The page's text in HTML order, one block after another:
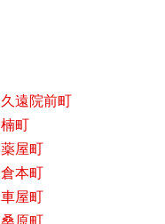
久遠院前町
楠町
薬屋町
倉本町
車屋町